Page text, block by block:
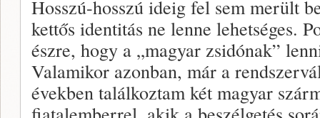
Hosszú-hosszú ideig fel sem merült
kettős identitás ne lenne lehetséges.
észre, hogy a „magyar zsidónak”
Valamikor azonban, már a
években találkoztam két magyar